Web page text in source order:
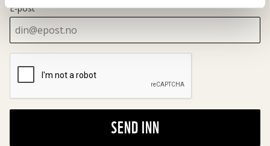
E-post
SEND INN